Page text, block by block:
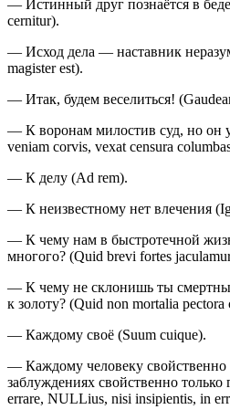
— Истинный друг познаётся в
cernitur).
— Исход дела — наставник
magister est).
— Итак, будем веселиться!
— К воронам милостив суд, но он
veniam corvis, vexat censura
— К делу (Ad rem).
— К неизвестному нет влечения
— К чему нам в быстротечной
многого? (Quid brevi fortes
— К чему не склонишь ты
к золоту? (Quid non mortalia pectora
— Каждому своё (Suum cuique).
— Каждому человеку свойственно
заблуждениях свойственно
errare, NULLius, nisi insipientis, in